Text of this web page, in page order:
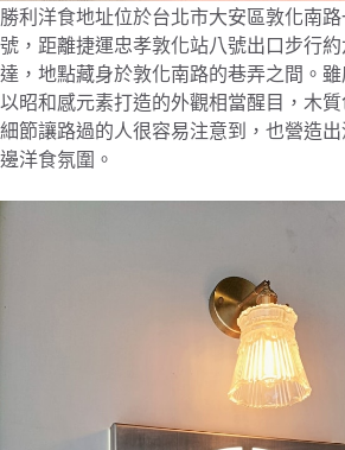
勝利洋食地址位於台北市大安區敦化南路
號，距離捷運忠孝敦化站八號出口步行
達，地點藏身於敦化南路的巷弄之間。
以昭和感元素打造的外觀相當醒目，木
細節讓路過的人很容易注意到，也營造
邊洋食氛圍。